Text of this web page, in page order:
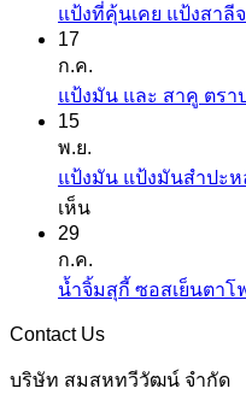
แป้งที่คุ้นเคย แป้งสาลีจ
17
ก.ค.
แป้งมัน และ สาคู ตรา
15
พ.ย.
แป้งมัน แป้งมันสำปะ
เห็นบน
มัน
แป้ง
มัน
หรือ
29
ก.ค.
น้ำจิ้มสุกี้ ซอสเย็นตา
Contact Us
บริษัท สมสหทวีวัฒน์ จำกัด